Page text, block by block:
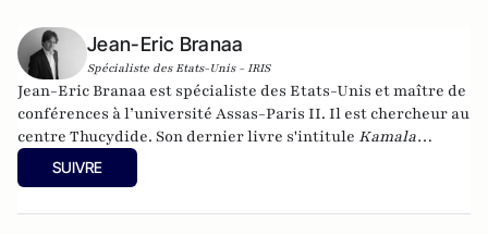
Jean-Eric Branaa
Spécialiste des Etats-Unis - IRIS
Jean-Eric Branaa est spécialiste des Etats-Unis et maître de
conférences à l’université Assas-Paris II. Il est chercheur au
centre Thucydide. Son dernier livre s'intitule Kamala
Harris, l'Amérique du futur
collection Chronos, poche, 2024). Il est également l'auteur de
SUIVRE